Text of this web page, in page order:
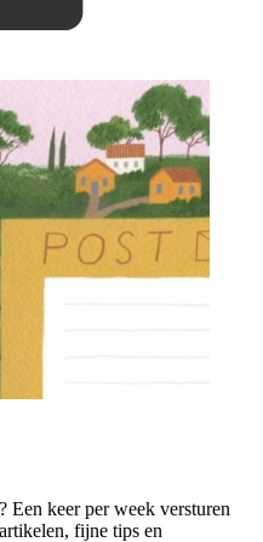
Een keer per week versturen
fijne tips en